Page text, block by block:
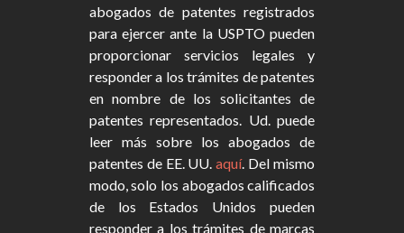
abogados de patentes registrados
para ejercer ante la USPTO pueden
proporcionar servicios legales y
responder a los trámites de patentes
en nombre de los solicitantes de
patentes representados. Ud. puede
leer más sobre los abogados de
patentes de EE. UU.aquí. Del mismo
modo, solo los abogados calificados
de los Estados Unidos pueden
responder a los trámites de marcas